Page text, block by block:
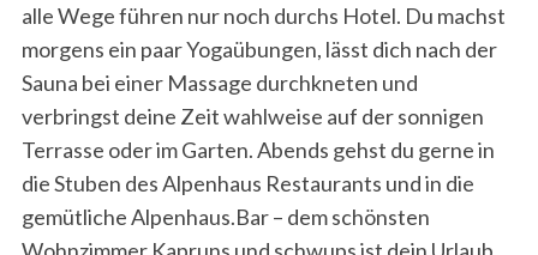
alle Wege führen nur noch durchs Hotel. Du machst
morgens ein paar Yogaübungen, lässt dich nach der
Sauna bei einer Massage durchkneten und
verbringst deine Zeit wahlweise auf der sonnigen
Terrasse oder im Garten. Abends gehst du gerne in
die Stuben des Alpenhaus Restaurants und in die
gemütliche Alpenhaus.Bar – dem schönsten